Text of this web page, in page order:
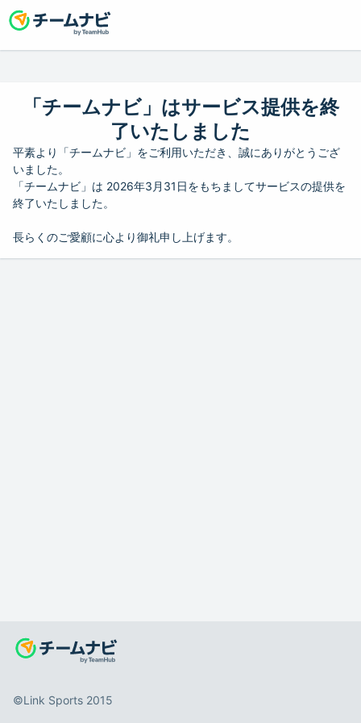
「チームナビ」はサービス提供を終
了いたしました
平素より「チームナビ」をご利用いただき、誠にありがとうござ
いました。
「チームナビ」は 2026年3月31日をもちましてサービスの提供を
終了いたしました。
長らくのご愛顧に心より御礼申し上げます。
©️Link Sports 2015